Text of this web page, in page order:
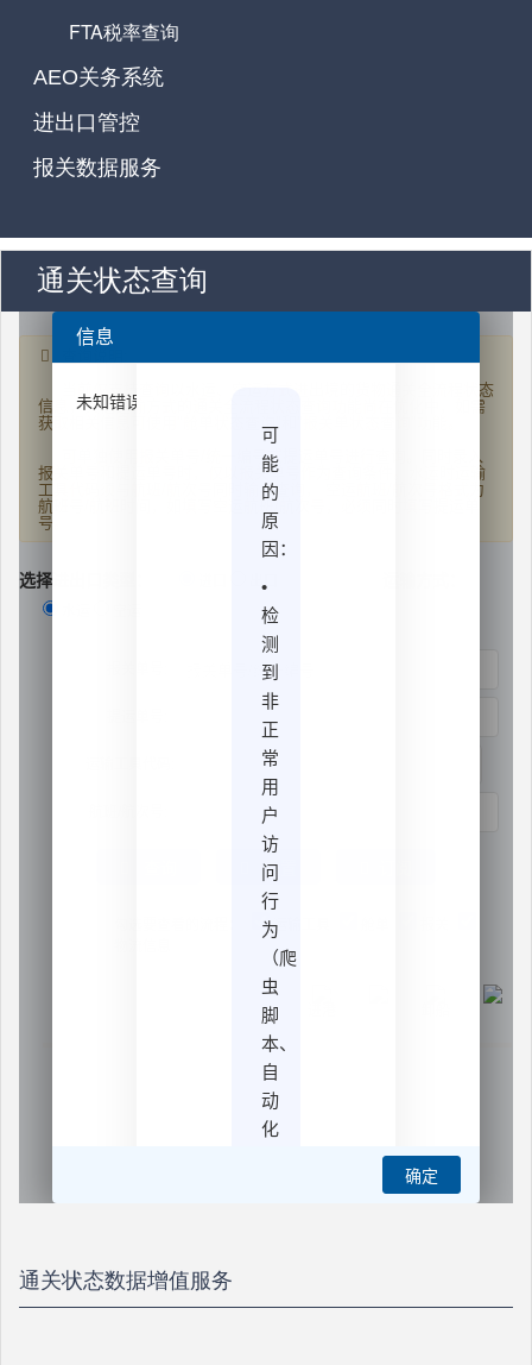
FTA税率查询
AEO关务系统
进出口管控
报关数据服务
通关状态查询
通关状态数据增值服务